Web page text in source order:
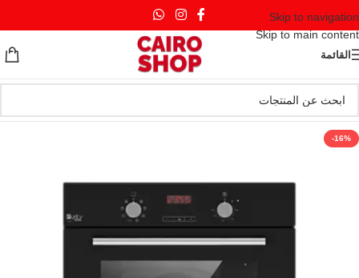
Skip to navigation
Skip to main content
القائمة
-16%